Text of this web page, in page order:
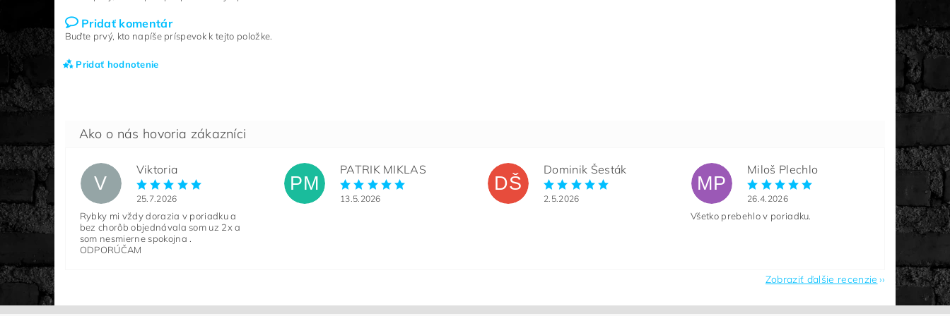
Pridať komentár
Buďte prvý, kto napíše príspevok k tejto položke.
Pridať hodnotenie
V
Viktoria
25.7.2026
Rybky mi vždy dorazia v poriadku a
bez chorôb objednávala som uz 2x a
som nesmierne spokojna .
ODPORÚČAM
PM
PATRIK MIKLAS
13.5.2026
DŠ
Dominik Šesták
2.5.2026
MP
Miloš Plechlo
26.4.2026
Všetko prebehlo v poriadku.
Zobraziť ďalšie recenzie